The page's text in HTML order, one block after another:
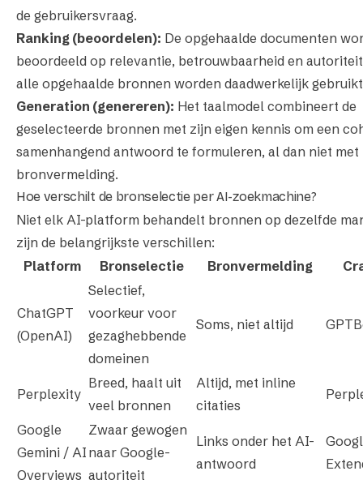
de gebruikersvraag.
Ranking (beoordelen): De opgehaalde documenten
beoordeeld op relevantie, betrouwbaarheid en
alle opgehaalde bronnen worden daadwerkelijk
Generation (genereren): Het taalmodel combineert de
geselecteerde bronnen met zijn eigen kennis om een
samenhangend antwoord te formuleren, al dan niet met
bronvermelding.
Hoe verschilt de bronselectie per AI-zoekmachine?
Niet elk AI-platform behandelt bronnen op dezelfde
zijn de belangrijkste verschillen:
Platform
Bronselectie Bronvermelding
ChatGPT
(OpenAI)
Selectief,
voorkeur voor
gezaghebbende
domeinen
Soms, niet altijd
Perplexity
Breed, haalt uit
veel bronnen
Altijd, met inline
citaties
Google
Gemini / AI
Overviews
Zwaar gewogen
naar Google-
autoriteit
Links onder het AI-
antwoord